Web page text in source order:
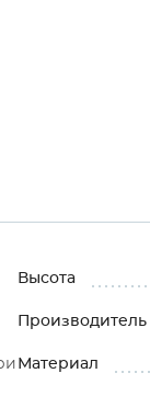
Высота
Производитель
Материал